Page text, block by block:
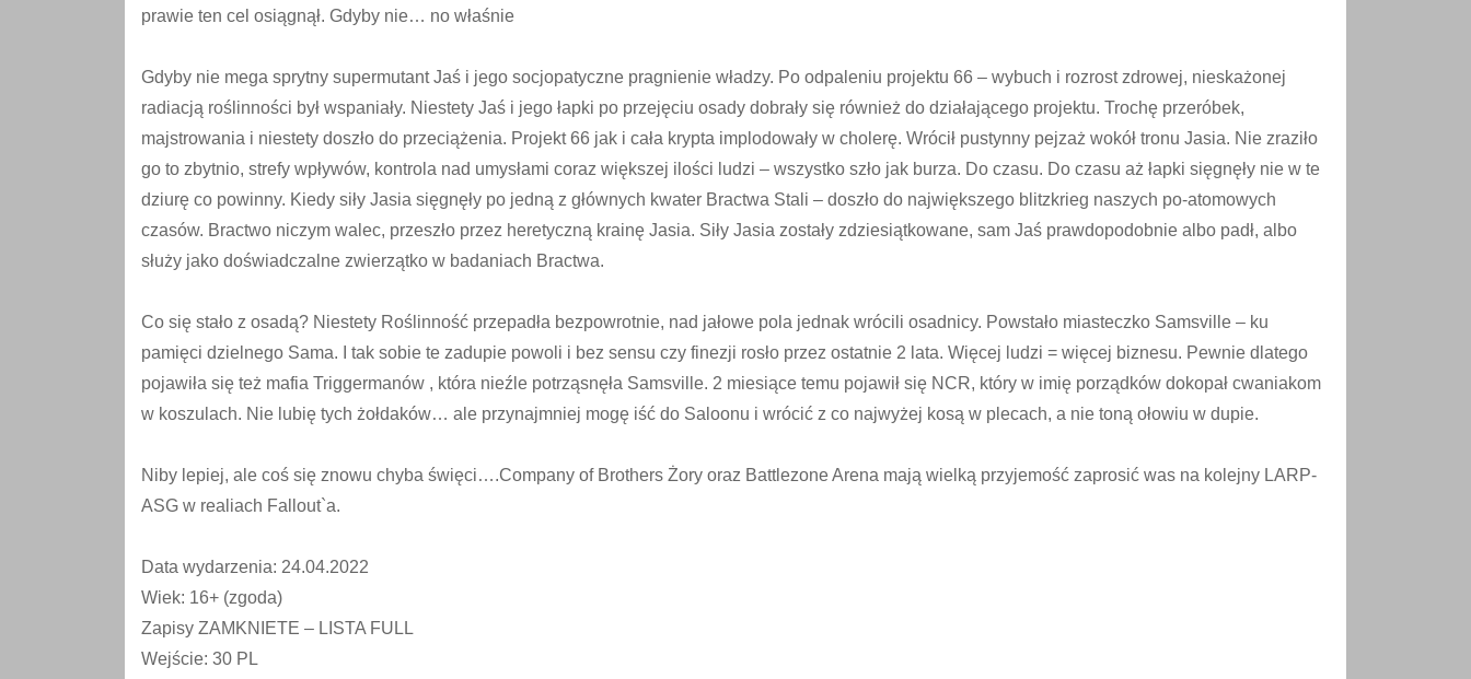
prawie ten cel osiągnął. Gdyby nie… no właśnie
Gdyby nie mega sprytny supermutant Jaś i jego socjopatyczne pragnienie władzy. Po odpaleniu projektu 66 – wybuch i rozrost zdrowej, nieskażonej
radiacją roślinności był wspaniały. Niestety Jaś i jego łapki po przejęciu osady dobrały się również do działającego projektu. Trochę przeróbek,
majstrowania i niestety doszło do przeciążenia. Projekt 66 jak i cała krypta implodowały w cholerę. Wrócił pustynny pejzaż wokół tronu Jasia. Nie zraziło
go to zbytnio, strefy wpływów, kontrola nad umysłami coraz większej ilości ludzi – wszystko szło jak burza. Do czasu. Do czasu aż łapki sięgnęły nie w te
dziurę co powinny. Kiedy siły Jasia sięgnęły po jedną z głównych kwater Bractwa Stali – doszło do największego blitzkrieg naszych po-atomowych
czasów. Bractwo niczym walec, przeszło przez heretyczną krainę Jasia. Siły Jasia zostały zdziesiątkowane, sam Jaś prawdopodobnie albo padł, albo
służy jako doświadczalne zwierzątko w badaniach Bractwa.
Co się stało z osadą? Niestety Roślinność przepadła bezpowrotnie, nad jałowe pola jednak wrócili osadnicy. Powstało miasteczko Samsville – ku
pamięci dzielnego Sama. I tak sobie te zadupie powoli i bez sensu czy finezji rosło przez ostatnie 2 lata. Więcej ludzi = więcej biznesu. Pewnie dlatego
pojawiła się też mafia Triggermanów , która nieźle potrząsnęła Samsville. 2 miesiące temu pojawił się NCR, który w imię porządków dokopał cwaniakom
w koszulach. Nie lubię tych żołdaków… ale przynajmniej mogę iść do Saloonu i wrócić z co najwyżej kosą w plecach, a nie toną ołowiu w dupie.
Niby lepiej, ale coś się znowu chyba święci….Company of Brothers Żory oraz Battlezone Arena mają wielką przyjemość zaprosić was na kolejny LARP-
ASG w realiach Fallout`a.
Data wydarzenia: 24.04.2022
Wiek: 16+ (zgoda)
Zapisy ZAMKNIETE – LISTA FULL
Wejście: 30 PL